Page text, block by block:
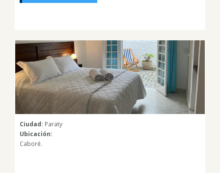
Ciudad: Paraty
Ubicación:
Caboré.